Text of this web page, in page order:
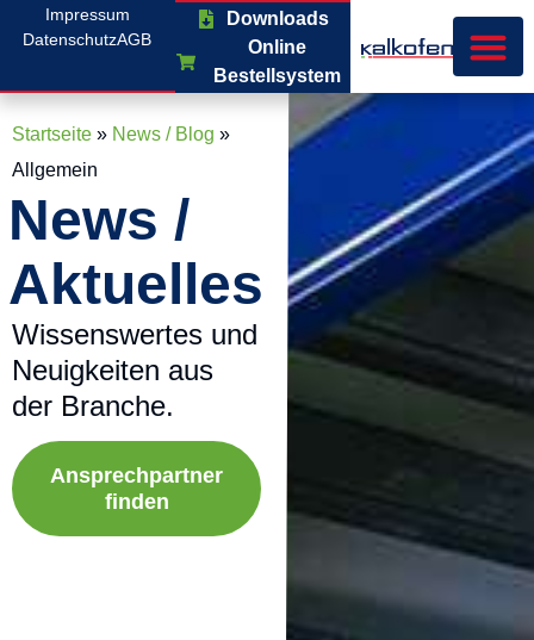
Impressum
DatenschutzAGB
Downloads
Online
Bestellsystem
Startseite » News / Blog »
Allgemein
News /
Aktuelles
Wissenswertes und
Neuigkeiten aus
der Branche.
Ansprechpartner
finden